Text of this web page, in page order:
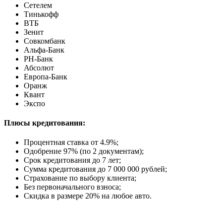
Сетелем
Тинькофф
ВТБ
Зенит
Совкомбанк
Альфа-Банк
РН-Банк
Абсолют
Европа-Банк
Оранж
Квант
Экспо
Плюсы кредитования:
Процентная ставка от 4.9%;
Одобрение 97% (по 2 документам);
Срок кредитования до 7 лет;
Сумма кредитования до 7 000 000 рублей;
Страхование по выбору клиента;
Без первоначального взноса;
Скидка в размере 20% на любое авто.